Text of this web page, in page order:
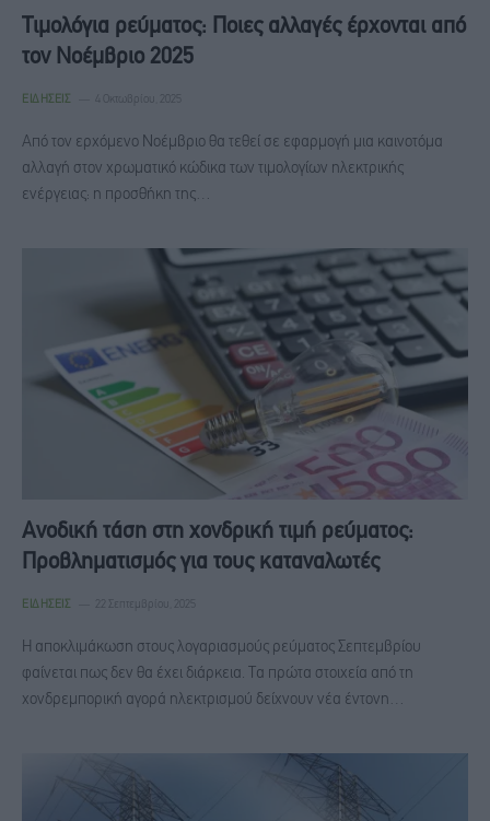
Τιμολόγια ρεύματος: Ποιες αλλαγές έρχονται από
τον Νοέμβριο 2025
ΕΙΔΉΣΕΙΣ 4 Οκτωβρίου, 2025
Από τον ερχόμενο Νοέμβριο θα τεθεί σε εφαρμογή μια καινοτόμα
αλλαγή στον χρωματικό κώδικα των τιμολογίων ηλεκτρικής
ενέργειας: η προσθήκη της…
Ανοδική τάση στη χονδρική τιμή ρεύματος:
Προβληματισμός για τους καταναλωτές
ΕΙΔΉΣΕΙΣ 22 Σεπτεμβρίου, 2025
Η αποκλιμάκωση στους λογαριασμούς ρεύματος Σεπτεμβρίου
φαίνεται πως δεν θα έχει διάρκεια. Τα πρώτα στοιχεία από τη
χονδρεμπορική αγορά ηλεκτρισμού δείχνουν νέα έντονη…